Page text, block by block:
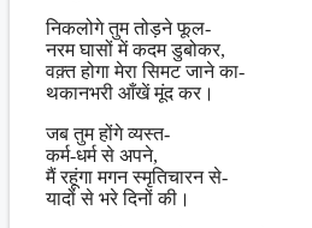
निकलोगे तुम तोड़ने फूल-
नरम घासों में कदम डुबोकर,
वक़्त होगा मेरा सिमट जाने का-
थकानभरी आँखें मूंद कर।
जब तुम होंगे व्यस्त-
कर्म-धर्म से अपने,
मैं रहूंगा मगन स्मृतिचारन से-
यादों से भरे दिनों की।